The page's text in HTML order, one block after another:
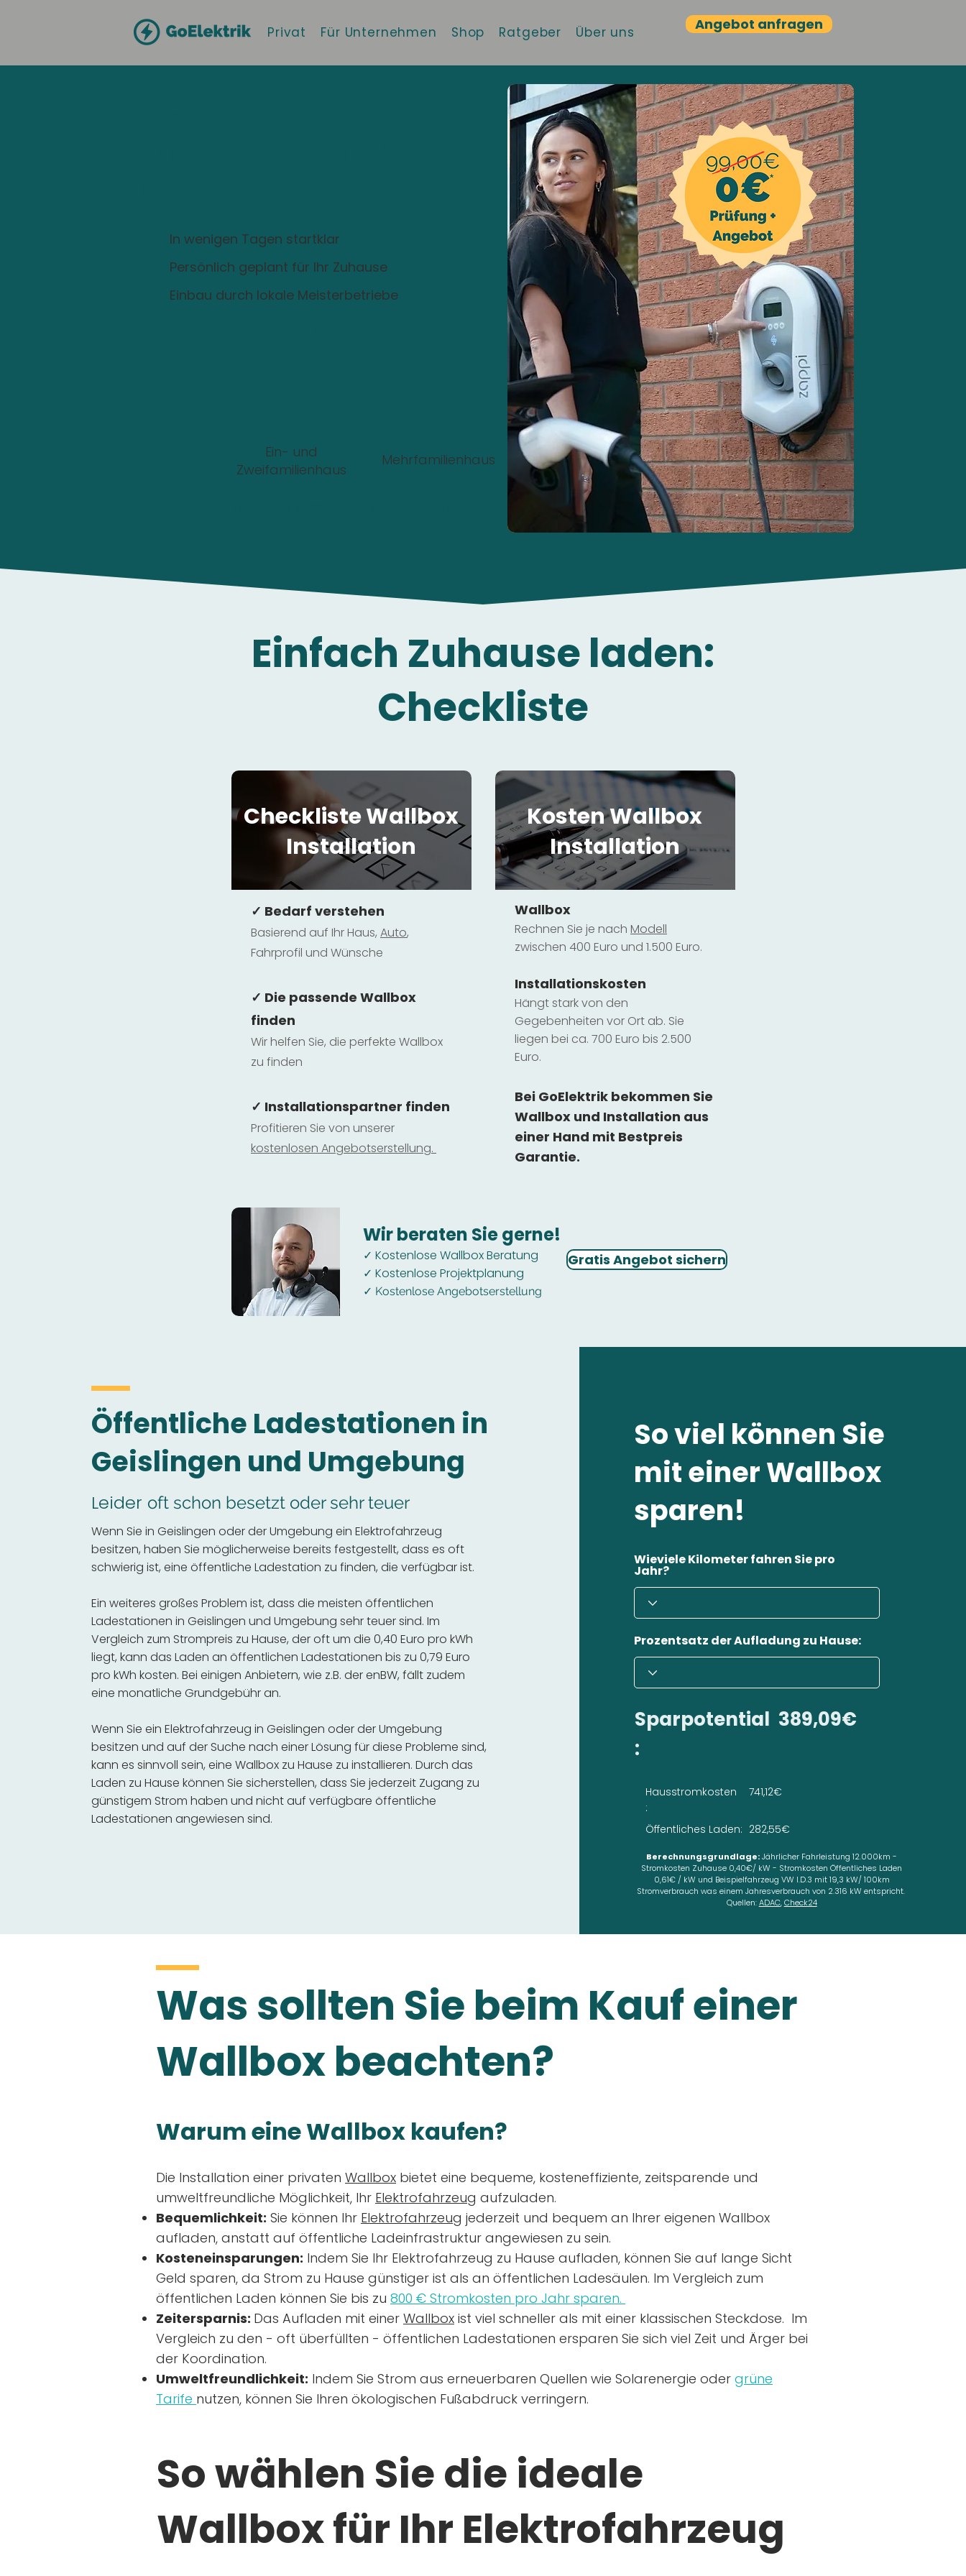
Privat Für Unternehmen Shop Ratgeber Über uns Angebot anfragen
In wenigen Tagen startklar
Persönlich geplant für Ihr Zuhause
Einbau durch lokale Meisterbetriebe
Ein- und
Zweifamilienhaus
Mehrfamilienhaus
Einfach Zuhause laden:
Checkliste
Checkliste Wallbox
Installation
✓ Bedarf verstehen
Basierend auf Ihr Haus, Auto,
Fahrprofil und Wünsche
✓ Die passende Wallbox
finden
Wir helfen Sie, die perfekte Wallbox
zu finden
✓ Installationspartner finden
Profitieren Sie von unserer
kostenlosen Angebotserstellung.
Kosten Wallbox
Installation
Wallbox
Rechnen Sie je nach Modell
zwischen 400 Euro und 1.500 Euro.
Installationskosten
Hängt stark von den
Gegebenheiten vor Ort ab. Sie
liegen bei ca. 700 Euro bis 2.500
Euro.
Bei GoElektrik bekommen Sie
Wallbox und Installation aus
einer Hand mit Bestpreis
Garantie.
Wir beraten Sie gerne!
✓ Kostenlose Wallbox Beratung
✓ Kostenlose Projektplanung
✓ Kostenlose Angebotserstellung
Gratis Angebot sichern
Öffentliche Ladestationen in
Geislingen und Umgebung
Leider oft schon besetzt oder sehr teuer
Wenn Sie in Geislingen oder der Umgebung ein Elektrofahrzeug
besitzen, haben Sie möglicherweise bereits festgestellt, dass es oft
schwierig ist, eine öffentliche Ladestation zu finden, die verfügbar ist.
Ein weiteres großes Problem ist, dass die meisten öffentlichen
Ladestationen in Geislingen und Umgebung sehr teuer sind. Im
Vergleich zum Strompreis zu Hause, der oft um die 0,40 Euro pro kWh
liegt, kann das Laden an öffentlichen Ladestationen bis zu 0,79 Euro
pro kWh kosten. Bei einigen Anbietern, wie z.B. der enBW, fällt zudem
eine monatliche Grundgebühr an.
Wenn Sie ein Elektrofahrzeug in Geislingen oder der Umgebung
besitzen und auf der Suche nach einer Lösung für diese Probleme sind,
kann es sinnvoll sein, eine Wallbox zu Hause zu installieren. Durch das
Laden zu Hause können Sie sicherstellen, dass Sie jederzeit Zugang zu
günstigem Strom haben und nicht auf verfügbare öffentliche
Ladestationen angewiesen sind.
So viel können Sie
mit einer Wallbox
sparen!
Wieviele Kilometer fahren Sie pro
Jahr?
Prozentsatz der Aufladung zu Hause:
Sparpotential
:
389,09€
Hausstromkosten
:
Öffentliches Laden:
741,12€
282,55€
Berechnungsgrundlage:Jährlicher Fahrleistung 12.000km -
Stromkosten Zuhause 0,40€/ kW - Stromkosten Öffentliches Laden
0,61€ / kW und Beispielfahrzeug VW I.D.3 mit 19,3 kW/ 100km
Stromverbrauch was einem Jahresverbrauch von 2.316 kW entspricht.
Quellen:ADAC,Check24
Was sollten Sie beim Kauf einer
Wallbox beachten?
Warum eine Wallbox kaufen?
Die Installation einer privaten Wallbox bietet eine bequeme, kosteneffiziente, zeitsparende und
umweltfreundliche Möglichkeit, Ihr Elektrofahrzeug aufzuladen.
Bequemlichkeit: Sie können Ihr Elektrofahrzeug jederzeit und bequem an Ihrer eigenen Wallbox
aufladen, anstatt auf öffentliche Ladeinfrastruktur angewiesen zu sein.
Kosteneinsparungen: Indem Sie Ihr Elektrofahrzeug zu Hause aufladen, können Sie auf lange Sicht
Geld sparen, da Strom zu Hause günstiger ist als an öffentlichen Ladesäulen. Im Vergleich zum
öffentlichen Laden können Sie bis zu 800 € Stromkosten pro Jahr sparen.
Zeitersparnis: Das Aufladen mit einer Wallbox ist viel schneller als mit einer klassischen Steckdose. Im
Vergleich zu den - oft überfüllten - öffentlichen Ladestationen ersparen Sie sich viel Zeit und Ärger bei
der Koordination.
Umweltfreundlichkeit: Indem Sie Strom aus erneuerbaren Quellen wie Solarenergie oder grüne
Tarife nutzen, können Sie Ihren ökologischen Fußabdruck verringern.
So wählen Sie die ideale
Wallbox für Ihr Elektrofahrzeug